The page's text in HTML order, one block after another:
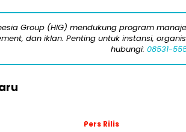
Group (HIG) mendukung program
dan iklan. Penting untuk instansi,
hubungi: 08531-
Pers Rilis